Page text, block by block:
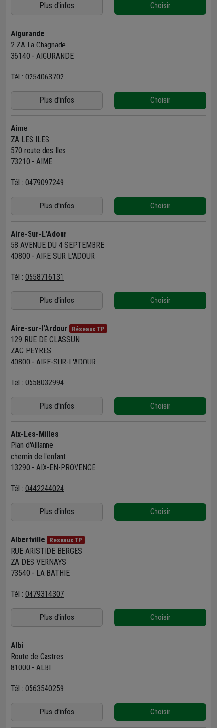
Plus d'infos Choisir
Aigurande
2 ZA La Chagnade
36140 - AIGURANDE
Tél : 0254063702
Plus d'infos Choisir
Aime
ZA LES ILES
570 route des Iles
73210 - AIME
Tél : 0479097249
Plus d'infos Choisir
Aire-Sur-L'Adour
58 AVENUE DU 4 SEPTEMBRE
40800 - AIRE SUR L'ADOUR
Tél : 0558716131
Plus d'infos Choisir
Aire-sur-l'Ardour Réseaux TP
129 RUE DE CLASSUN
ZAC PEYRES
40800 - AIRE-SUR-L'ADOUR
Tél : 0558032994
Plus d'infos Choisir
Aix-Les-Milles
Plan d'Aillanne
chemin de l'enfant
13290 - AIX-EN-PROVENCE
Tél : 0442244024
Plus d'infos Choisir
Albertville Réseaux TP
RUE ARISTIDE BERGES
ZA DES VERNAYS
73540 - LA BATHIE
Tél : 0479314307
Plus d'infos Choisir
Albi
Route de Castres
81000 - ALBI
Tél : 0563540259
Plus d'infos Choisir